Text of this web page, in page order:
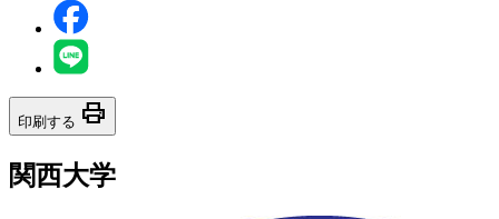
印刷する print
関西大学